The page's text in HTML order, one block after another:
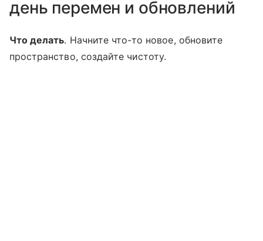
день перемен и обновлений
Что делать. Начните что-то новое, обновите
пространство, создайте чистоту.